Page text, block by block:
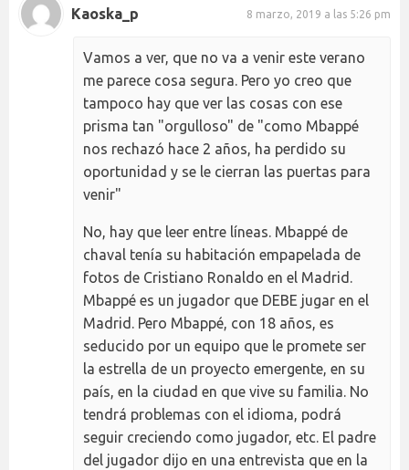
Kaoska_p 8 marzo, 2019 a las 5:26 pm
Vamos a ver, que no va a venir este verano
me parece cosa segura. Pero yo creo que
tampoco hay que ver las cosas con ese
prisma tan "orgulloso" de "como Mbappé
nos rechazó hace 2 años, ha perdido su
oportunidad y se le cierran las puertas para
venir"
No, hay que leer entre líneas. Mbappé de
chaval tenía su habitación empapelada de
fotos de Cristiano Ronaldo en el Madrid.
Mbappé es un jugador que DEBE jugar en el
Madrid. Pero Mbappé, con 18 años, es
seducido por un equipo que le promete ser
la estrella de un proyecto emergente, en su
país, en la ciudad en que vive su familia. No
tendrá problemas con el idioma, podrá
seguir creciendo como jugador, etc. El padre
del jugador dijo en una entrevista que en la